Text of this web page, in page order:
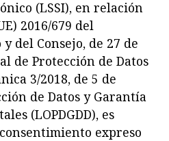
(LSSI), en relación
2016/679 del
del Consejo, de 27 de
de Protección de Datos
3/2018, de 5 de
de Datos y Garantía
(LOPDGDD), es
expreso